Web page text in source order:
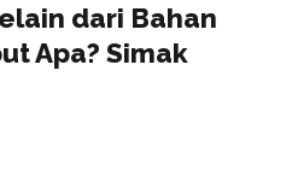
dari Bahan
Apa? Simak